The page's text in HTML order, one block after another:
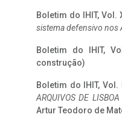
Boletim do IHIT, Vol.
sistema defensivo nos
Boletim do IHIT,
construção)
Boletim do IHIT, Vol.
ARQUIVOS DE
Artur Teodoro de